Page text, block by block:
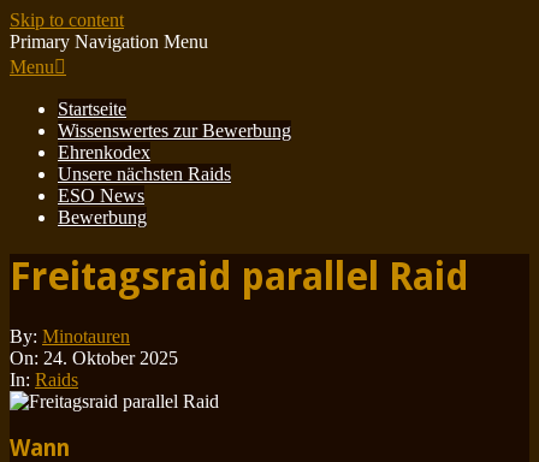
Skip to content
Primary Navigation Menu
Menu
Startseite
Wissenswertes zur Bewerbung
Ehrenkodex
Unsere nächsten Raids
ESO News
Bewerbung
Freitagsraid parallel Raid
By: Minotauren
On: 24. Oktober 2025
In: Raids
Wann